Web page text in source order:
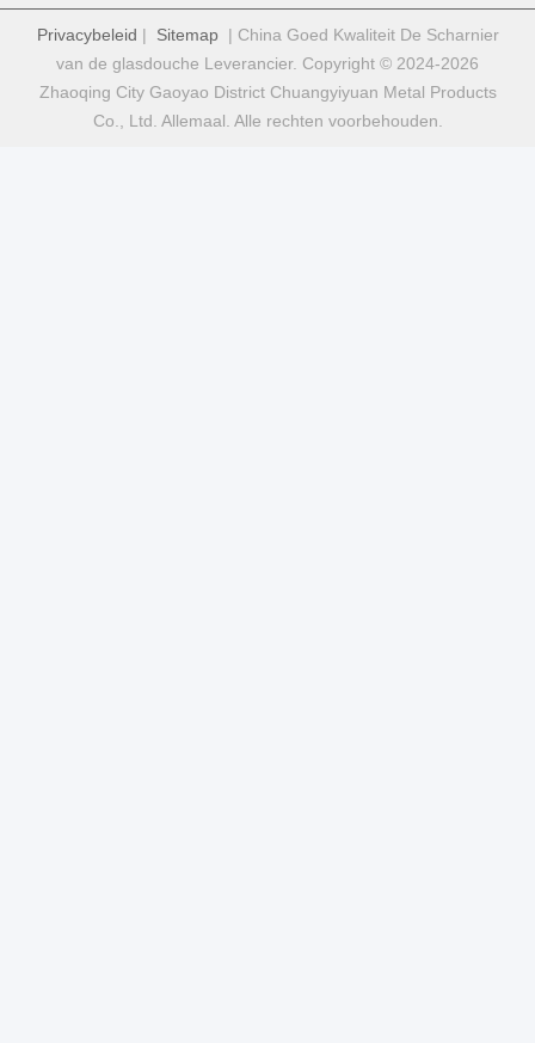
Privacybeleid | Sitemap| China Goed Kwaliteit De Scharnier
van de glasdouche Leverancier. Copyright © 2024-2026
Zhaoqing City Gaoyao District Chuangyiyuan Metal Products
Co., Ltd. Allemaal. Alle rechten voorbehouden.